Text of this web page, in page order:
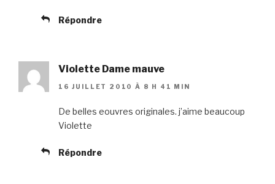
Répondre
Violette Dame mauve
16 JUILLET 2010 À 8 H 41 MIN
De belles eouvres originales. j’aime beaucoup
Violette
Répondre